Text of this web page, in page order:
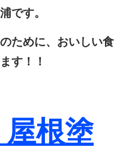
です。
ために、おいしい食
す！！
根塗